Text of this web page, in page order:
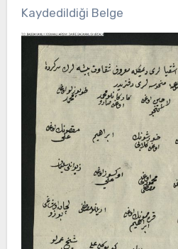
Kaydedildiği Belge